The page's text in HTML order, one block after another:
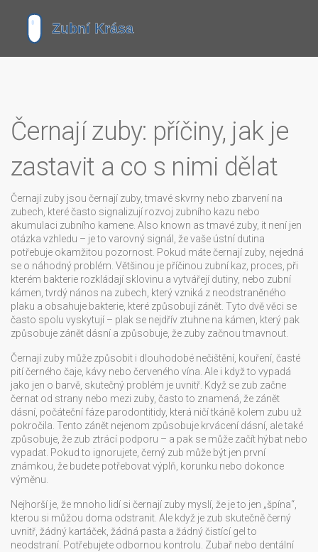
Černají zuby: příčiny, jak je
zastavit a co s nimi dělat
Černají zuby jsou černají zuby,tmavé skvrny nebo zbarvení na
zubech, které často signalizují rozvoj zubního kazu nebo
akumulaci zubního kamene . Also known astmavé zuby, it není jen
otázka vzhledu – je to varovný signál, že vaše ústní dutina
potřebuje okamžitou pozornost Pokud máte černají zuby, nejedná
se o náhodný problém. Většinou je příčinou zubní kaz proces, při
kterém bakterie rozkládají sklovinu a vytvářejí dutiny, nebo zubní
kámen ,tvrdý nános na zubech, který vzniká z neodstraněného
plaku a obsahuje bakterie, které způsobují zánět . Tyto dvě věci se
často spolu vyskytují – plak se nejdřív ztuhne na kámen, který pak
způsobuje zánět dásní a způsobuje, že zuby začnou tmavnout.
Černají zuby může způsobit i dlouhodobé nečištění, kouření, časté
pití černého čaje, kávy nebo červeného vína. Ale i když to vypadá
jako jen o barvě, skutečný problém je uvnitř. Když se zub začne
černat od strany nebo mezi zuby, často to znamená, že zánět
dásní počáteční fáze parodontitidy, která ničí tkáně kolem zubu už
pokročila. Tento zánět nejenom způsobuje krvácení dásní, ale také
způsobuje, že zub ztrácí podporu – a pak se může začít hýbat nebo
vypadat. Pokud to ignorujete, černý zub může být jen první
známkou, že budete potřebovat výplň, korunku nebo dokonce
výměnu.
Nejhorší je, že mnoho lidí si černají zuby myslí, že je to jen „špína“,
kterou si můžou doma odstranit. Ale když je zub skutečně černý
uvnitř, žádný kartáček, žádná pasta a žádný čistící gel to
neodstraní. Potřebujete odbornou kontrolu. Zubař nebo dentální